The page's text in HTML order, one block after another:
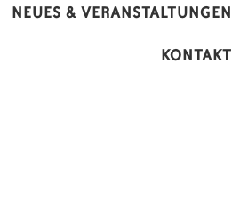
NEUES & VERANSTALTUNGEN
KONTAKT